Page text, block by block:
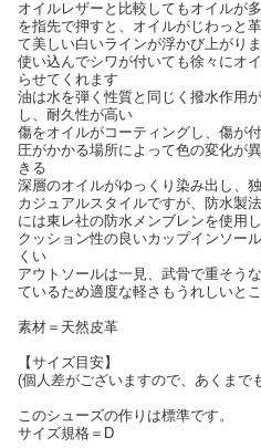
オイルレザーと比較してもオイルが
を指先で押すと、オイルがじわっと
て美しい白いラインが浮かび上がり
使い込んでシワが付いても徐々にオ
らせてくれます
油は水を弾く性質と同じく撥水作用
し、耐久性が高い
傷をオイルがコーティングし、傷が
圧がかかる場所によって色の変化が
きる
深層のオイルがゆっくり染み出し、
カジュアルスタイルですが、防水製
には東レ社の防水メンブレンを使用
クッション性の良いカップインソー
くい
アウトソールは一見、武骨で重そう
ているため適度な軽さもうれしいと
素材＝天然皮革
【サイズ目安】
(個人差がございますので、あくまで
このシューズの作りは標準です。
サイズ規格＝D